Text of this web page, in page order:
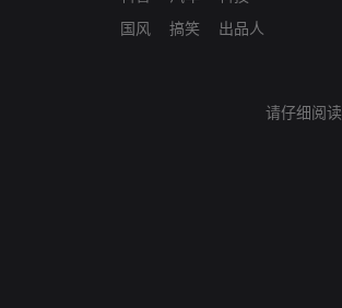
国风
搞笑
出品人
请仔细阅读